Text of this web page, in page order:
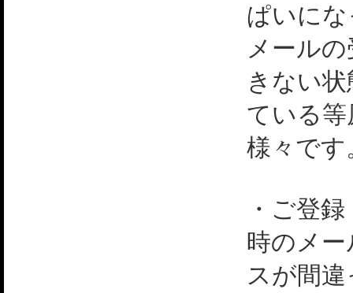
ぱいに
メール
きない
ている
様々です
・ご登
時のメ
スが間